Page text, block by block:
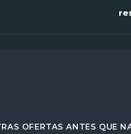
OFERTAS ANTES QUE